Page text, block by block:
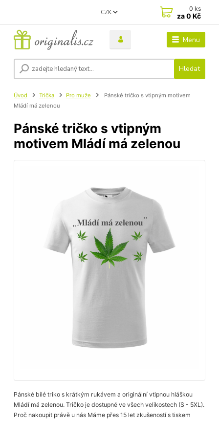
Menu
CZK
Hledat
0 ks
za0 Kč
Úvod Trička Pro muže
Pánské tričko s vtipným motivem
Mládí má zelenou
Pánské tričko s vtipným
motivem Mládí má zelenou
Pánské bílé triko s krátkým rukávem a originální vtipnou hláškou
Mládí má zelenou. Tričko je dostupné ve všech velikostech (S - 5XL).
Proč nakoupit právě u nás Máme přes 15 let zkušeností s tiskem